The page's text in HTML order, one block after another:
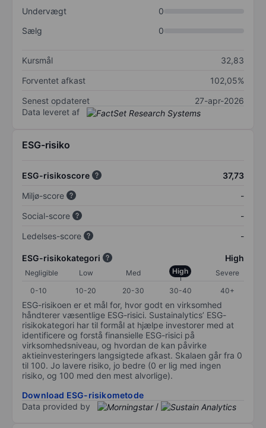
Undervægt
0
Sælg
0
Kursmål
32,83
Forventet afkast
102,05%
Senest opdateret
27-apr-2026
Data leveret af
ESG-risiko
ESG-risikoscore
37,73
Miljø-score
-
Social-score
-
Ledelses-score
-
ESG-risikokategori High
Negligible Low Med High
Severe
0-10
10-20 20-30 30-40 40+
ESG-risikoen er et mål for, hvor godt en virksomhed
håndterer væsentlige ESG-risici. Sustainalytics’ ESG-
risikokategori har til formål at hjælpe investorer med at
identificere og forstå finansielle ESG-risici på
virksomhedsniveau, og hvordan de kan påvirke
aktieinvesteringers langsigtede afkast. Skalaen går fra 0
til 100. Jo lavere risiko, jo bedre (0 er lig med ingen
risiko, og 100 med den mest alvorlige).
Download ESG-risikometode
Data provided by
/